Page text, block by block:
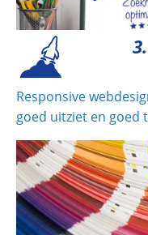
Responsive
goed uitziet en goed